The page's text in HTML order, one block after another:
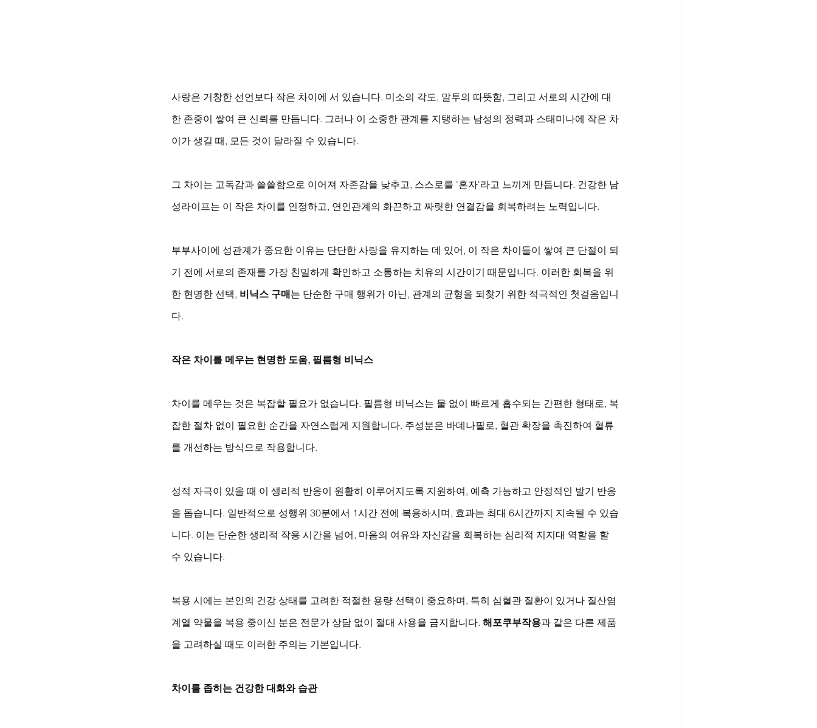
사랑은 거창한 선언보다 작은 차이에 서 있습니다. 미소의 각도, 말투의 따뜻함, 그리고 서로의 시간에 대
한 존중이 쌓여 큰 신뢰를 만듭니다. 그러나 이 소중한 관계를 지탱하는 남성의 정력과 스태미나에 작은 차
이가 생길 때, 모든 것이 달라질 수 있습니다.
그 차이는 고독감과 쓸쓸함으로 이어져 자존감을 낮추고, 스스로를 '혼자'라고 느끼게 만듭니다. 건강한 남
성라이프는 이 작은 차이를 인정하고, 연인관계의 화끈하고 짜릿한 연결감을 회복하려는 노력입니다.
부부사이에 성관계가 중요한 이유는 단단한 사랑을 유지하는 데 있어, 이 작은 차이들이 쌓여 큰 단절이 되
기 전에 서로의 존재를 가장 친밀하게 확인하고 소통하는 치유의 시간이기 때문입니다. 이러한 회복을 위
한 현명한 선택, 비닉스 구매는 단순한 구매 행위가 아닌, 관계의 균형을 되찾기 위한 적극적인 첫걸음입니
다.
작은 차이를 메우는 현명한 도움, 필름형 비닉스
차이를 메우는 것은 복잡할 필요가 없습니다. 필름형 비닉스는 물 없이 빠르게 흡수되는 간편한 형태로, 복
잡한 절차 없이 필요한 순간을 자연스럽게 지원합니다. 주성분은 바데나필로, 혈관 확장을 촉진하여 혈류
를 개선하는 방식으로 작용합니다.
성적 자극이 있을 때 이 생리적 반응이 원활히 이루어지도록 지원하여, 예측 가능하고 안정적인 발기 반응
을 돕습니다. 일반적으로 성행위 30분에서 1시간 전에 복용하시며, 효과는 최대 6시간까지 지속될 수 있습
니다. 이는 단순한 생리적 작용 시간을 넘어, 마음의 여유와 자신감을 회복하는 심리적 지지대 역할을 할
수 있습니다.
복용 시에는 본인의 건강 상태를 고려한 적절한 용량 선택이 중요하며, 특히 심혈관 질환이 있거나 질산염
계열 약물을 복용 중이신 분은 전문가 상담 없이 절대 사용을 금지합니다. 해포쿠부작용과 같은 다른 제품
을 고려하실 때도 이러한 주의는 기본입니다.
차이를 좁히는 건강한 대화와 습관